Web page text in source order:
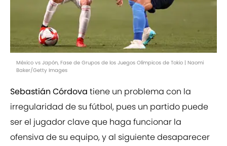
México vs Japón, Fase de Grupos de los Juegos Olímpicos de Tokio | Naomi
Baker/Getty Images
Sebastián Córdova tiene un problema con la
irregularidad de su fútbol, pues un partido puede
ser el jugador clave que haga funcionar la
ofensiva de su equipo, y al siguiente desaparecer